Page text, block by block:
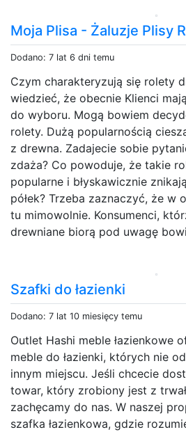
Moja Plisa - Żaluzje Plisy
Dodano: 7 lat 6 dni temu
Czym charakteryzują się rolety
wiedzieć, że obecnie Klienci
do wyboru. Mogą bowiem
rolety. Dużą popularnością
z drewna. Zadajecie sobie
zdaża? Co powoduje, że takie
popularne i błyskawicznie
półek? Trzeba zaznaczyć, że w
tu mimowolnie. Konsumenci,
drewniane biorą pod uwagę
Szafki do łazienki
Dodano: 7 lat 10 miesięcy temu
Outlet Hashi meble łazienkowe
meble do łazienki, których nie
innym miejscu. Jeśli chcecie
towar, który zrobiony jest z
zachęcamy do nas. W naszej
szafka łazienkowa, gdzie